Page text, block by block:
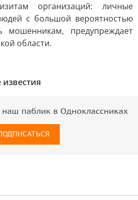
организаций: личные
с большой вероятностью
мошенникам, предупреждает
области.
паблик в Одноклассниках